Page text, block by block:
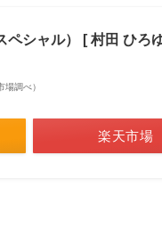
ペシャル） [ 村田 ひろ
調べ）
楽天市場